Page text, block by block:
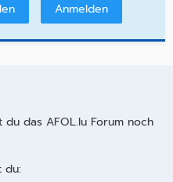
Anmelden
das AFOL.lu Forum noch
du: